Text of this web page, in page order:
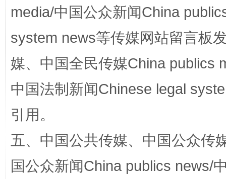
网上购药对药下症？
media/中国公众新闻China
system news等传媒网站留言板
媒、中国全民传媒China publics
中国法制新闻Chinese legal
引用。
五、中国公共传媒、中国公众传
国公众新闻China publics news/